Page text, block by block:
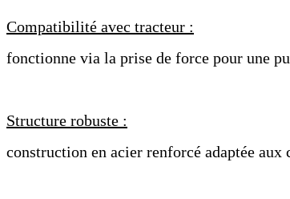
Compatibilité avec tracteur :
fonctionne via la prise de force pour une
Structure robuste :
construction en acier renforcé adaptée